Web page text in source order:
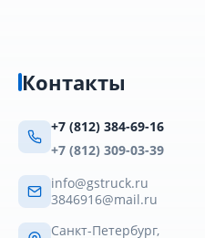
Контакты
+7 (812) 384-69-16
+7 (812) 309-03-39
info@gstruck.ru
3846916@mail.ru
Санкт-Петербург,